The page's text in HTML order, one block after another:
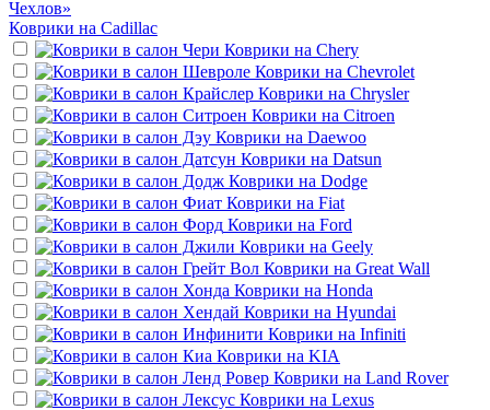
Коврики на Cadillac
Коврики на Chery
Коврики на Chevrolet
Коврики на Chrysler
Коврики на Citroen
Коврики на Daewoo
Коврики на Datsun
Коврики на Dodge
Коврики на Fiat
Коврики на Ford
Коврики на Geely
Коврики на Great Wall
Коврики на Honda
Коврики на Hyundai
Коврики на Infiniti
Коврики на KIA
Коврики на Land Rover
Коврики на Lexus